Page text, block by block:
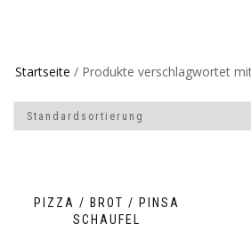
Startseite / Produkte verschlagwortet
PIZZA / BROT / PINSA
SCHAUFEL